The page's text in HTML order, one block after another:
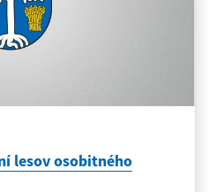
lesov osobitného